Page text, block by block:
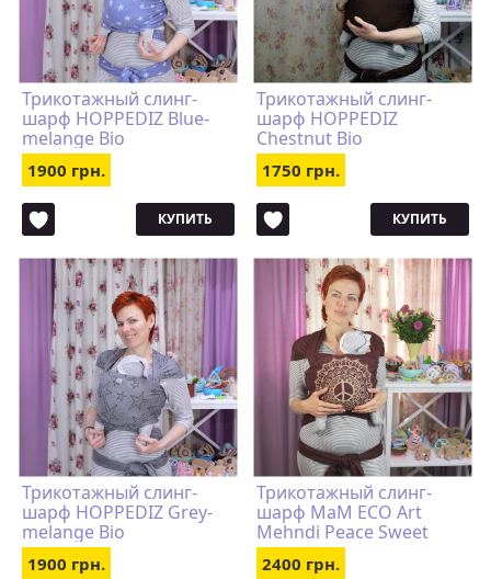
Трикотажный слинг-
шарф HOPPEDIZ Blue-
melange Bio
1900 грн.
КУПИТЬ
Трикотажный слинг-
шарф HOPPEDIZ
Chestnut Bio
1750 грн.
КУПИТЬ
Трикотажный слинг-
шарф HOPPEDIZ Grey-
melange Bio
1900 грн.
Трикотажный слинг-
шарф MaM ECO Art
Mehndi Peace Sweet
Raisin
2400 грн.